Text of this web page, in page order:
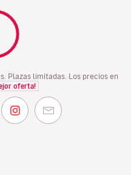
Plazas limitadas. Los precios en
oferta!